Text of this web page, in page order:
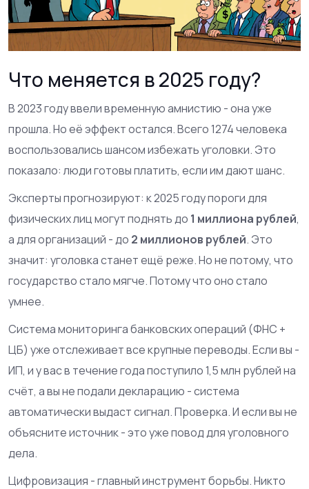
Что меняется в 2025 году?
В 2023 году ввели временную амнистию - она уже
прошла. Но её эффект остался. Всего 1274 человека
воспользовались шансом избежать уголовки. Это
показало: люди готовы платить, если им дают шанс.
Эксперты прогнозируют: к 2025 году пороги для
физических лиц могут поднять до 1 миллиона рублей,
а для организаций - до 2 миллионов рублей. Это
значит: уголовка станет ещё реже. Но не потому, что
государство стало мягче. Потому что оно стало
умнее.
Система мониторинга банковских операций (ФНС +
ЦБ) уже отслеживает все крупные переводы. Если вы -
ИП, и у вас в течение года поступило 1,5 млн рублей на
счёт, а вы не подали декларацию - система
автоматически выдаст сигнал. Проверка. И если вы не
объясните источник - это уже повод для уголовного
дела.
Цифровизация - главный инструмент борьбы. Никто